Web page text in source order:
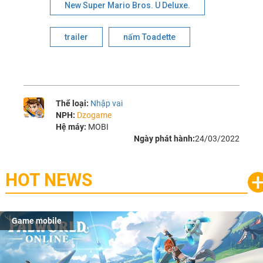
New Super Mario Bros. U Deluxe.
trailer nấm Toadette
Thể loại: Nhập vai
NPH: Dzogame
Hệ máy: MOBI
Ngày phát hành:24/03/2022
HOT NEWS
Game mobile